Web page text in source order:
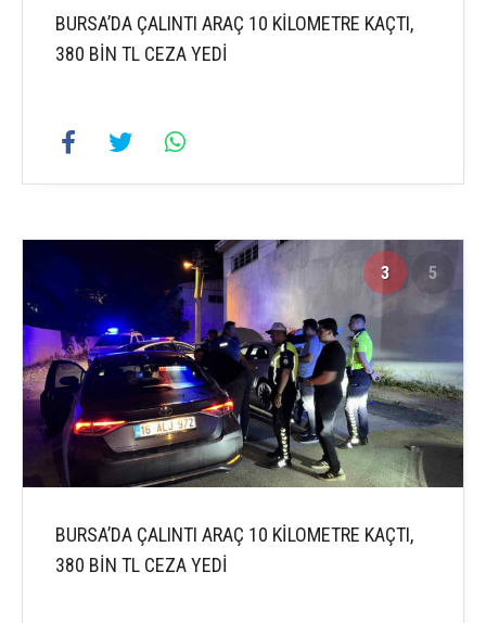
BURSA’DA ÇALINTI ARAÇ 10 KİLOMETRE KAÇTI,
380 BİN TL CEZA YEDİ
3 5
BURSA’DA ÇALINTI ARAÇ 10 KİLOMETRE KAÇTI,
380 BİN TL CEZA YEDİ